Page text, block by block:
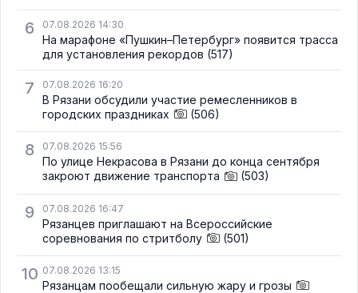
6 07.08.2026 14:30
На марафоне «Пушкин–Петербург» появится трасса
для установления рекордов (517)
7 07.08.2026 16:20
В Рязани обсудили участие ремесленников в
городских праздниках
(506)
8 07.08.2026 15:56
По улице Некрасова в Рязани до конца сентября
закроют движение транспорта
(503)
9 07.08.2026 16:47
Рязанцев приглашают на Всероссийские
соревнования по стритболу
(501)
10 07.08.2026 13:15
Рязанцам пообещали сильную жару и грозы